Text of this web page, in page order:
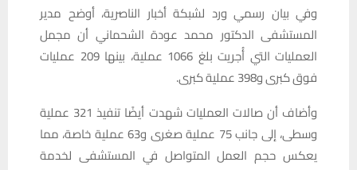
وفي بيان رسمي ورد لشبكة أخبار الناصرية، أوضح مدير
المستشفى الدكتور محمد عودة الشحماني أن مجمل
العمليات التي أُجريت بلغ 1066 عملية، بينها 209 عمليات
فوق كبرى و398 عملية كبرى.
وأضاف أن صالات العمليات شهدت أيضًا تنفيذ 321 عملية
وسطى، إلى جانب 75 عملية صغرى و63 عملية خاصة، مما
يعكس حجم العمل المتواصل في المستشفى لخدمة